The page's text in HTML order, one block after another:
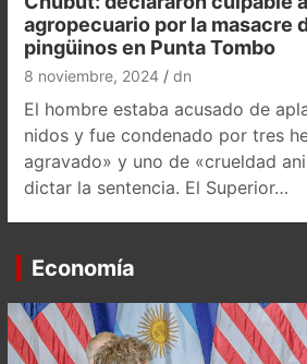
agropecuario por la masacre
pingüinos en Punta Tombo
8 noviembre, 2024 dn
El hombre estaba acusado de
nidos y fue condenado por tres
agravado» y uno de «crueldad
dictar la sentencia. El Superior…
Economía